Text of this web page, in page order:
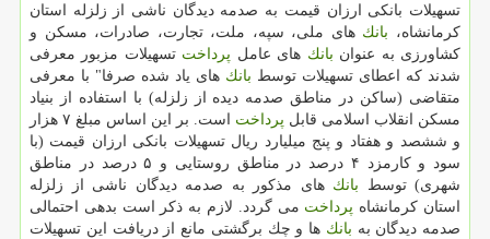
تسهیلات بانكی ارزان قیمت به صدمه دیدگان ناشی از زلزله استان
كرمانشاه، بانك های ملی، سپه، ملت، تجارت، صادرات، مسكن و
كشاورزی به عنوان بانك های عامل پرداخت تسهیلات مزبور معرفی
شدند كه اعطای تسهیلات توسط بانك های یاد شده صرفا" با معرفی
متقاضی (ساكن در مناطق صدمه دیده از زلزله) با استفاده از بنیاد
مسكن انقلاب اسلامی قابل پرداخت
است. بر این اساس مبلغ ۷ هزار
و ششصد و هفتاد و پنج میلیارد ریال تسهیلات بانكی ارزان قیمت (با
سود و كارمزد ۴ درصد در مناطق روستایی و ۵ درصد در مناطق
شهری) توسط بانك های مذكور به صدمه دیدگان ناشی از زلزله
استان كرمانشاه پرداخت می گردد. لازم به ذكر است بدهی احتمالی
صدمه دیدگان به بانك ها و چك برگشتی مانع از دریافت این تسهیلات